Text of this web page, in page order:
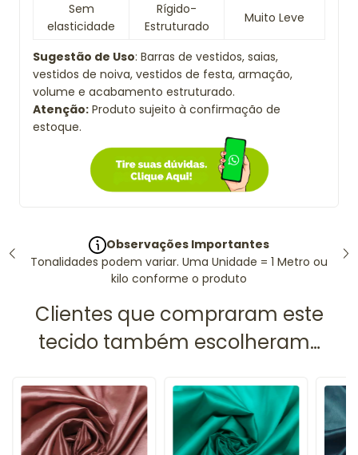
Sem
elasticidade
Rígido-
Estruturado
Muito Leve
Sugestão de Uso: Barras de vestidos, saias,
vestidos de noiva, vestidos de festa, armação,
volume e acabamento estruturado.
Atenção: Produto sujeito à confirmação de
estoque.
Observações Importantes
Tonalidades podem variar. Uma Unidade = 1 Metro ou
kilo conforme o produto